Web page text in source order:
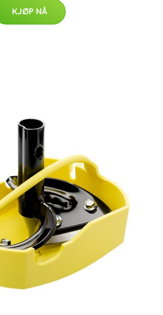
KJØP NÅ